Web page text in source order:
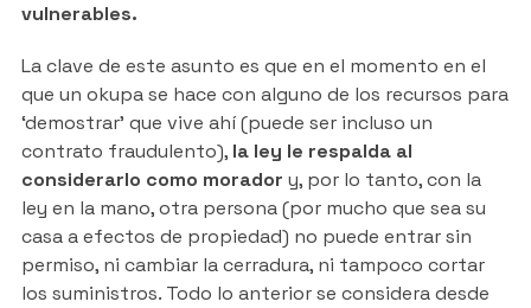
vulnerables.
La clave de este asunto es que en el momento en el
que un okupa se hace con alguno de los recursos para
‘demostrar’ que vive ahí (puede ser incluso un
contrato fraudulento), la ley le respalda al
considerarlo como morador y, por lo tanto, con la
ley en la mano, otra persona (por mucho que sea su
casa a efectos de propiedad) no puede entrar sin
permiso, ni cambiar la cerradura, ni tampoco cortar
los suministros. Todo lo anterior se considera desde